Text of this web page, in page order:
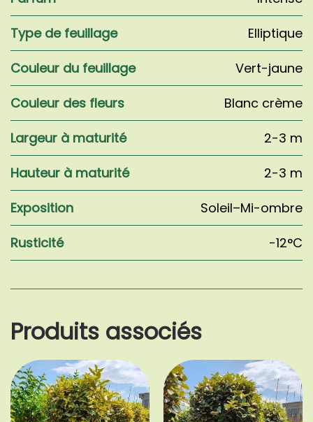
Type de feuillage
Elliptique
Couleur du feuillage
Vert-jaune
Couleur des fleurs
Blanc crème
Largeur à maturité
2-3 m
Hauteur à maturité
2-3 m
Exposition
Soleil–Mi-ombre
Rusticité
-12°C
Produits associés